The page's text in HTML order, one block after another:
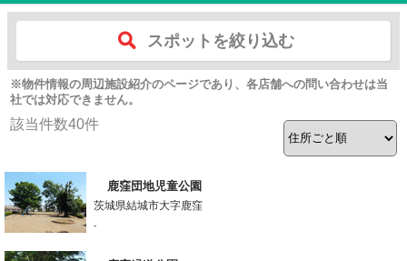
スポットを絞り込む
※物件情報の周辺施設紹介のページであり、各店舗への問い合わせは当
社では対応できません。
該当件数40件
鹿窪団地児童公園
茨城県結城市大字鹿窪
-